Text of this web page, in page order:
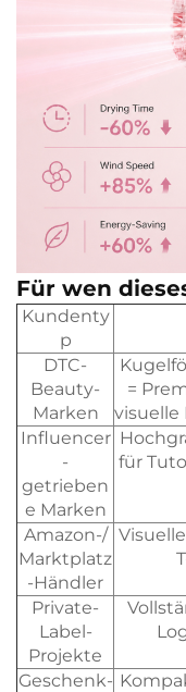
Für wen
Kundenty
p
DTC-
Beauty-
Marken
=
visuelle
Influencer
-
getrieben
e Marken
für
Amazon-/
Marktplatz
-Händler
Private-
Label-
Projekte
Geschenk-